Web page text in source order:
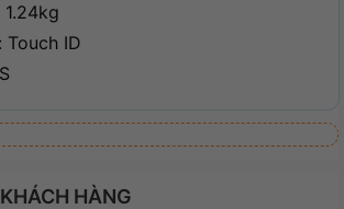
1.24kg
Touch ID
HÀNG